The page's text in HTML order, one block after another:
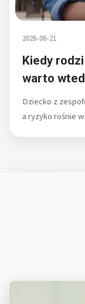
2026-06-21
Kiedy
warto
Dziecko z
a ryzyko rośnie